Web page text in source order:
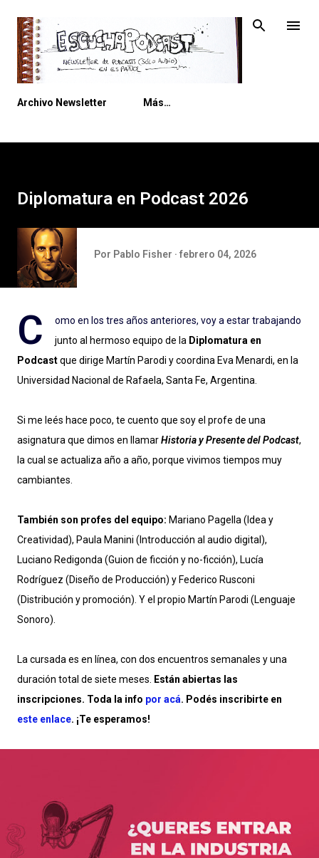
Archivo Newsletter Más…
Diplomatura en Podcast 2026
Por Pablo Fisher febrero 04, 2026
C
omo en los tres años anteriores, voy a estar trabajando
junto al hermoso equipo de la Diplomatura en
Podcastque dirige Martín Parodi y coordina Eva Menardi, en la
Universidad Nacional de Rafaela, Santa Fe, Argentina.
Si me leés hace poco, te cuento que soy el profe de una
asignatura que dimos en llamarHistoria y Presente del Podcast,
la cual se actualiza año a año, porque vivimos tiempos muy
cambiantes.
También son profes del equipo: Mariano Pagella (Idea y
Creatividad), Paula Manini (Introducción al audio digital),
Luciano Redigonda (Guion de ficción y no-ficción), Lucía
Rodríguez (Diseño de Producción) y Federico Rusconi
(Distribución y promoción). Y el propio Martín Parodi (Lenguaje
Sonoro).
La cursada es en línea, con dos encuentros semanales y una
duración total de siete meses. Están abiertas las
inscripciones. Toda la info por acá. Podés inscribirte en
este enlace. ¡Te esperamos!